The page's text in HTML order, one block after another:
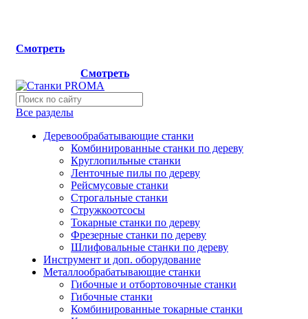
Смотреть
Смотреть
Все разделы
Деревообрабатывающие станки
Комбинированные станки по дереву
Круглопильные станки
Ленточные пилы по дереву
Рейсмусовые станки
Строгальные станки
Стружкоотсосы
Токарные станки по дереву
Фрезерные станки по дереву
Шлифовальные станки по дереву
Инструмент и доп. оборудование
Металлообрабатывающие станки
Гибочные и отбортовочные станки
Гибочные станки
Комбинированные токарные станки